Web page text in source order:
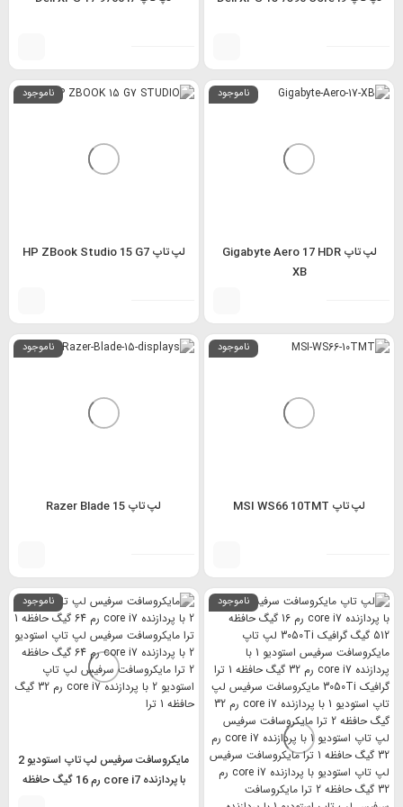
ناموجود
لپ تاپ Gigabyte Aero 17 HDR
XB
ناموجود
لپ تاپ HP ZBook Studio 15 G7
ناموجود
لپ تاپ MSI WS66 10TMT
ناموجود
لپ تاپ Razer Blade 15
ناموجود ناموجود
مایکروسافت سرفیس لپ تاپ استودیو 2
با پردازنده core i7 رم 16 گیگ حافظه